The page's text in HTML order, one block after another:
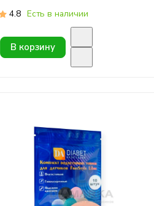
4.8 Есть в наличии
В корзину